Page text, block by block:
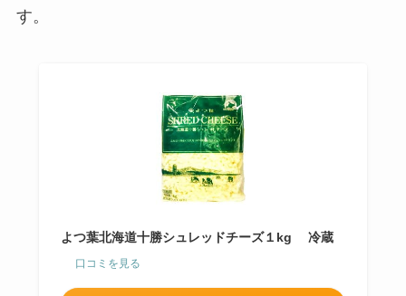
す。
よつ葉北海道十勝シュレッドチーズ１kg 冷蔵
口コミを見る